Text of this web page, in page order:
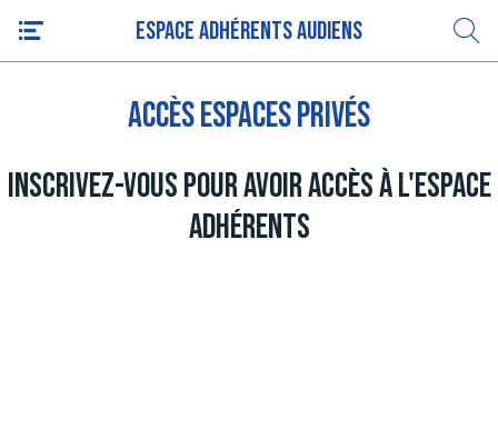
Espace adhérents AUDIENS
Accès espaces privés
Inscrivez-vous pour avoir accès à l'espace
adhérents